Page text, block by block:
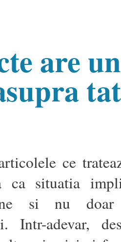
are un
ce
ca situatia
si nu
Intr-adevar,